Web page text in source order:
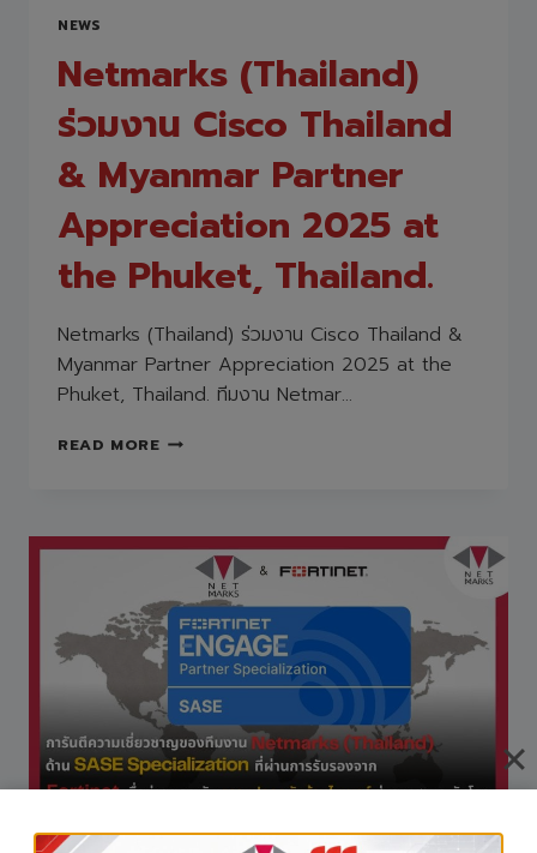
NEWS
Netmarks (Thailand)
ร่วมงาน Cisco Thailand
& Myanmar Partner
Appreciation 2025 at
the Phuket, Thailand.
Netmarks (Thailand) ร่วมงาน Cisco Thailand &
Myanmar Partner Appreciation 2025 at the
Phuket, Thailand. ทีมงาน Netmar…
READ MORENETMARKS
CISCO
THAILAND
MYANMAR
PARTNER
APPRECIATION
2025
AT
THE
PHUKET,
THAILAND.